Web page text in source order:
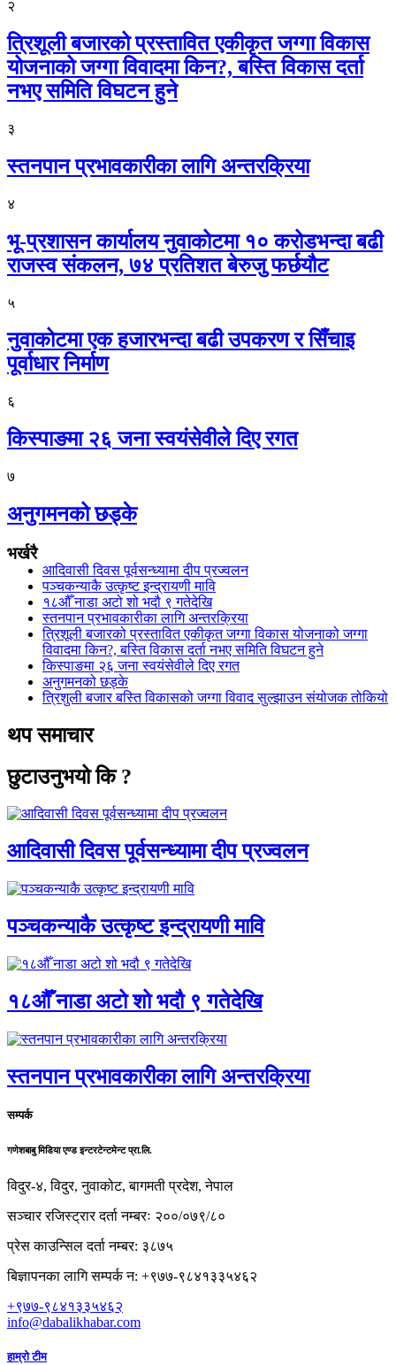
२
त्रिशूली बजारको प्रस्तावित एकीकृत जग्गा विकास
योजनाको जग्गा विवादमा किन?, बस्ति विकास दर्ता
नभए समिति विघटन हुने
३
स्तनपान प्रभावकारीका लागि अन्तरक्रिया
४
भू-प्रशासन कार्यालय नुवाकोटमा १० करोडभन्दा बढी
राजस्व संकलन, ७४ प्रतिशत बेरुजु फर्छयौट
५
नुवाकोटमा एक हजारभन्दा बढी उपकरण र सिँचाइ
पूर्वाधार निर्माण
६
किस्पाङमा २६ जना स्वयंसेवीले दिए रगत
७
अनुगमनको छड्के
भर्खरै
आदिवासी दिवस पूर्वसन्ध्यामा दीप प्रज्वलन
पञ्चकन्याकै उत्कृष्ट इन्द्रायणी मावि
१८औँ नाडा अटो शो भदौ ९ गतेदेखि
स्तनपान प्रभावकारीका लागि अन्तरक्रिया
त्रिशूली बजारको प्रस्तावित एकीकृत जग्गा विकास योजनाको जग्गा
विवादमा किन?, बस्ति विकास दर्ता नभए समिति विघटन हुने
किस्पाङमा २६ जना स्वयंसेवीले दिए रगत
अनुगमनको छड्के
त्रिशुली बजार बस्ति विकासको जग्गा विवाद सुल्झाउन संयोजक तोकियो
थप समाचार
छुटाउनुभयो कि ?
आदिवासी दिवस पूर्वसन्ध्यामा दीप प्रज्वलन
पञ्चकन्याकै उत्कृष्ट इन्द्रायणी मावि
१८औँ नाडा अटो शो भदौ ९ गतेदेखि
स्तनपान प्रभावकारीका लागि अन्तरक्रिया
सम्पर्क
गणेशबाबु मिडिया एण्ड इन्टरटेन्टमेन्ट प्रा.लि.
विदुर-४, विदुर, नुवाकोट, बागमती प्रदेश, नेपाल
सञ्चार रजिस्ट्रार दर्ता नम्बरः २००/०७९/८०
प्रेस काउन्सिल दर्ता नम्बर: ३८७५
बिज्ञापनका लागि सम्पर्क न: +९७७-९८४१३३५४६२
+९७७-९८४१३३५४६२
info@dabalikhabar.com
हाम्रो टीम